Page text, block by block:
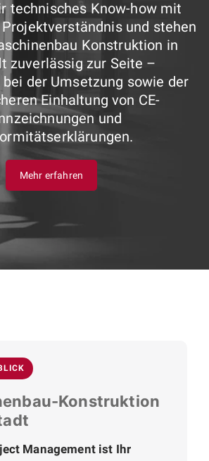
technisches Know-how mit
und stehen
Konstruktion in
zuverlässig zur Seite –
der Umsetzung sowie der
Einhaltung von CE-
und
Mehr erfahren
Konstruktion
Management ist Ihr